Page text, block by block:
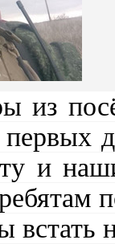
из
и